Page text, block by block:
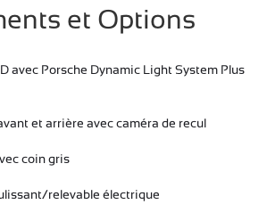
et Options
avec Porsche Dynamic Light System Plus
et arrière avec caméra de recul
coin gris
relevable électrique